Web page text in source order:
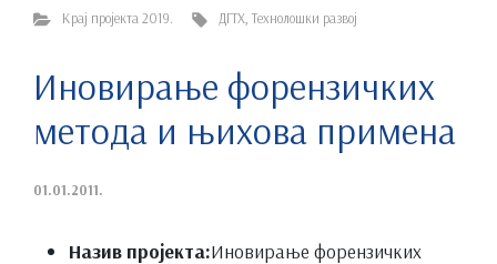
Крај пројекта 2019. ДГТХ ,Технолошки развој
Иновирање форензичких
метода и њихова примена
01.01.2011.
Назив пројекта:Иновирање форензичких